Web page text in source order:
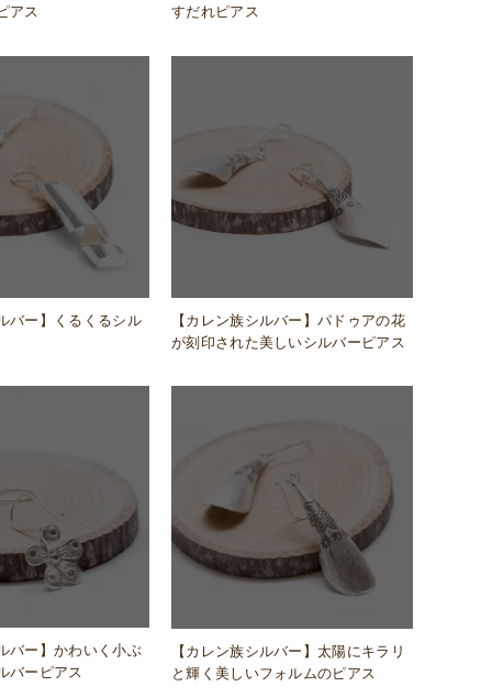
アス
すだれピアス
バー】くるくるシル
【カレン族シルバー】パドゥアの花
が刻印された美しいシルバーピアス
バー】かわいく小ぶ
バーピアス
【カレン族シルバー】太陽にキラリ
と輝く美しいフォルムのピアス